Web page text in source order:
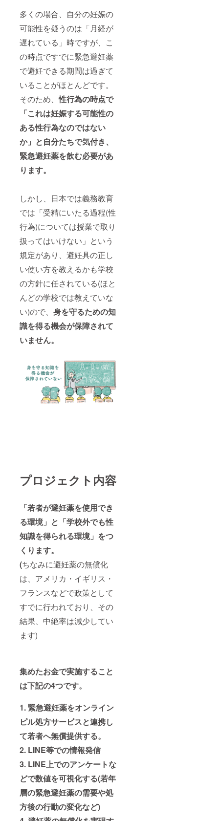
多くの場合、自分の妊娠の
可能性を疑うのは「月経が
遅れている」時ですが、こ
の時点ですでに緊急避妊薬
で避妊できる期間は過ぎて
いることがほとんどです。
そのため、性行為の時点で
「これは妊娠する可能性の
ある性行為なのではない
か」と自分たちで気付き、
緊急避妊薬を飲む必要があ
ります。
しかし、日本では義務教育
では「受精にいたる過程(性
行為)については授業で取り
扱ってはいけない」という
規定があり、避妊具の正し
い使い方を教えるかも学校
の方針に任されている(ほと
んどの学校では教えていな
い)ので、 身を守るための知
識を得る機会が保障されて
いません。
プロジェクト内容
「若者が避妊薬を使用でき
る環境」と「学校外でも性
知識を得られる環境」をつ
くります。
(ちなみに避妊薬の無償化
は、アメリカ・イギリス・
フランスなどで政策として
すでに行われており、その
結果、中絶率は減少してい
ます)
集めたお金で実施すること
は下記の4つです。
1. 緊急避妊薬をオンライン
ピル処方サービスと連携し
て若者へ無償提供する。
2. LINE等での情報発信
3. LINE上でのアンケートな
どで数値を可視化する(若年
層の緊急避妊薬の需要や処
方後の行動の変化など)